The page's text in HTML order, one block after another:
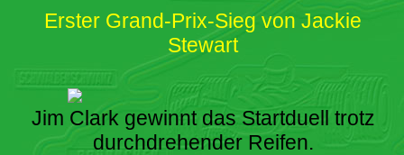
Erster Grand-Prix-Sieg von Jackie
Stewart
Jim Clark gewinnt das Startduell trotz
durchdrehender Reifen.